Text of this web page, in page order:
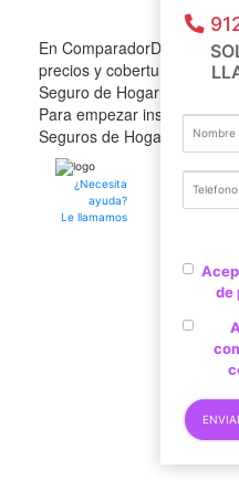
En
precios y coberturas de
Seguro de Hogar que más
Para empezar inserte sus
Seguros de Hogar
¿Necesita
ayuda?
Le llamamos
de